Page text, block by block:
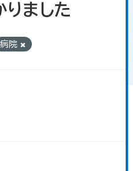
ました
病院